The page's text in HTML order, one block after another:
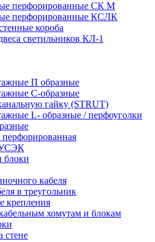
перфорированные СК М
перфорированные КСЛК
короба
светильников КЛ-1
П образные
C-образные
гайку (STRUT)
L- образные / перфоуголки
УСЭК
блоки
кабеля
в треугольник
крепления
хомутам и блокам
стене